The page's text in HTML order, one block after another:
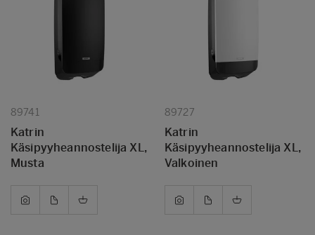
89741
Katrin
Käsipyyheannostelija XL,
Musta
89727
Katrin
Käsipyyheannostelija XL,
Valkoinen